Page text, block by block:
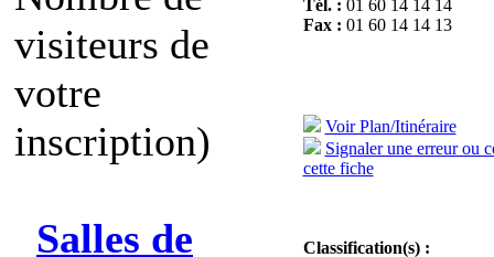
visiteurs de
votre
inscription)
Salles de
Tél. : 01 60 14 14 14
Fax : 01 60 14 14 13
Voir Plan/Itinéraire
Signaler une erreur ou
cette fiche
Classification(s) :